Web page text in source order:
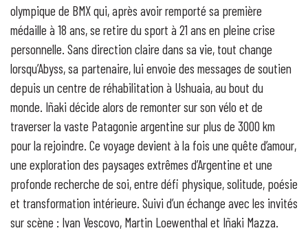
olympique de BMX qui, après avoir remporté sa première
médaille à 18 ans, se retire du sport à 21 ans en pleine crise
personnelle. Sans direction claire dans sa vie, tout change
lorsqu’Abyss, sa partenaire, lui envoie des messages de soutien
depuis un centre de réhabilitation à Ushuaia, au bout du
monde. Iñaki décide alors de remonter sur son vélo et de
traverser la vaste Patagonie argentine sur plus de 3000 km
pour la rejoindre. Ce voyage devient à la fois une quête d’amour,
une exploration des paysages extrêmes d’Argentine et une
profonde recherche de soi, entre défi physique, solitude, poésie
et transformation intérieure. Suivi d’un échange avec les invités
sur scène : Ivan Vescovo, Martin Loewenthal et Iñaki Mazza.